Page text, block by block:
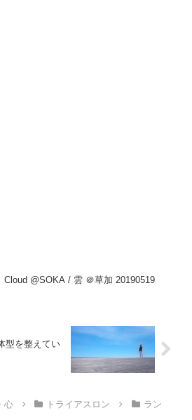
Cloud @SOKA / 雲 ＠草加 20190519
型を整えてい
心 トライアスロン ラン